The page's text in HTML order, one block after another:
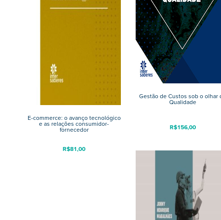
E-commerce: o avanço tecnológico
e as relações consumidor-
fornecedor
R$81,00
Gestão de Custos sob o olhar
Qualidade
R$156,00